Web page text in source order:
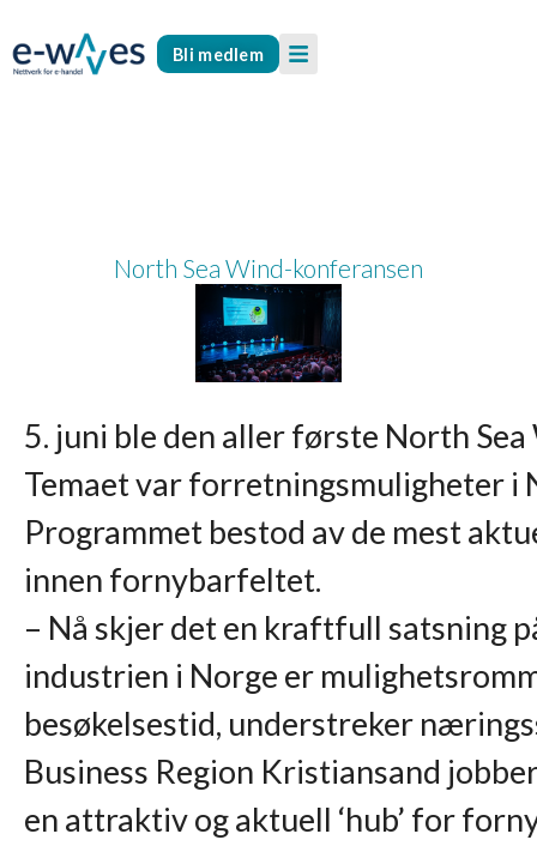
Bli medlem
North Sea Wind-konferansen
5. juni ble den aller første North
Temaet var forretningsmuligheter i
Programmet bestod av de mest
innen fornybarfeltet.
– Nå skjer det en kraftfull satsning
industrien i Norge er
besøkelsestid, understreker
Business Region Kristiansand
en attraktiv og aktuell ‘hub’ for